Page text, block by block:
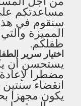
مساعدتكم
سنقوم في هذا
المميزة
طفلكم.
اختيار سرير
يستحسن أن
مضطرا
انقضاء
يكون مجهزا